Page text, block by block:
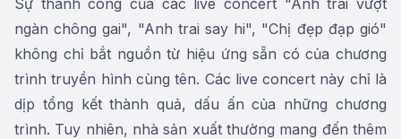
ngàn chông gai", "Anh trai say hi", "Chị đẹp đạp gió"
không chỉ bắt nguồn từ hiệu ứng sẵn có của chương
trình truyền hình cùng tên. Các live concert này chỉ là
dịp tổng kết thành quả, dấu ấn của những chương
trình. Tuy nhiên, nhà sản xuất thường mang đến thêm